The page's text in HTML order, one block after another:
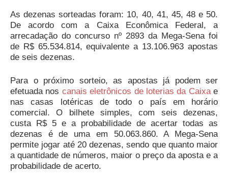
As dezenas sorteadas foram: 10, 40, 41, 45, 48 e 50.
De acordo com a Caixa Econômica Federal, a
arrecadação do concurso nº 2893 da Mega-Sena foi
de R$ 65.534.814, equivalente a 13.106.963 apostas
de seis dezenas.
Para o próximo sorteio, as apostas já podem ser
efetuada nos canais eletrônicos de loterias da Caixa e
nas casas lotéricas de todo o país em horário
comercial. O bilhete simples, com seis dezenas,
custa R$ 5 e a probabilidade de acertar todas as
dezenas é de uma em 50.063.860. A Mega-Sena
permite jogar até 20 dezenas, sendo que quanto maior
a quantidade de números, maior o preço da aposta e a
probabilidade de acerto.